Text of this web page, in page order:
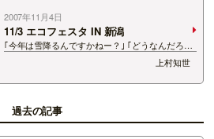
2007年11月4日
11/3 エコフェスタ IN 新潟
｢今年は雪降るんですかねー？｣ ｢どうなんだろう
ねー、あと20年、30年後には北海道が新潟みたい
な雪質になるって話だよ｣ こんな会話をタクシー
の運転手さんと交わしたこの頃。 行ってきまし
上村知世
過去の記事